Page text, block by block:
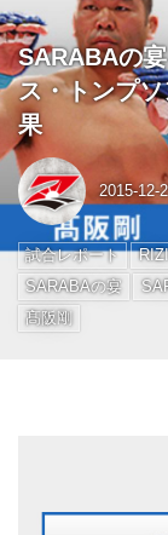
SARABAの
ス・トンプ
果
2015-12-
試合レポート
SARABAの宴
髙阪剛